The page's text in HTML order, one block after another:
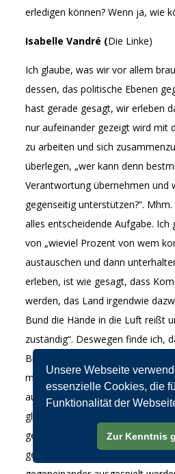
Unsere Webseite
essenzielle Cookies, die
Funktionalität der
Zur Kenntnis
erledigen können? Wenn ja, wie
Isabelle Vandré (Die Linke)
Ich glaube, was wir vor allem
dessen, das politische Ebenen
hast gerade gesagt, wir erleben
nur aufeinander gezeigt wird mit
zu arbeiten und sich
überlegen, „wer kann denn
Verantwortung übernehmen und
gegenseitig unterstützen?“.
alles entscheidende Aufgabe. Ich
von „wieviel Prozent von wem
austauschen und dann
erleben, ist wie gesagt, dass
werden, das Land irgendwie
Bund die Hände in die Luft reißt
zuständig“. Deswegen finde ich,
Bildungsgipfels, beispielsweise
muss, die Finanzen neu zu
auszurichten. Und wie das
glaube, das muss man mit den
gemeinsam verhandeln. Aber
gerade ist, darf es nicht